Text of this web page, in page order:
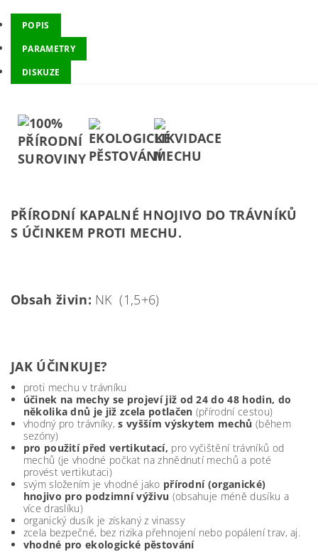
POPIS
PARAMETRY
DISKUZE
PŘÍRODNÍ KAPALNÉ HNOJIVO DO TRÁVNÍKŮ
S ÚČINKEM PROTI MECHU.
Obsah živin: NK (1,5+6)
JAK ÚČINKUJE?
proti mechu v trávníku
účinek na mechy se projeví již od 24 do 48 hodin, do
několika dnů je již zcela potlačen (přírodní cestou)
vhodný pro trávníky, s vyšším výskytem mechů (během
sezóny)
pro použití před vertikutací, pro vyčištění trávníků od
mechů (je vhodné počkat na zhnědnutí mechů a poté
provést vertikutaci)
svým složením je vhodné jako přírodní (organické)
hnojivo pro podzimní výživu (obsahuje méně dusíku a
více draslíku)
organický dusík je získaný z vinassy
zcela bezpečné, bez rizika přehnojení nebo popálení trav, aj.
vhodné pro ekologické pěstování